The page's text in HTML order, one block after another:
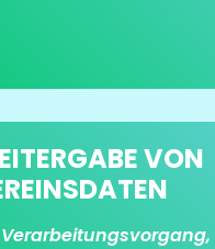
VON